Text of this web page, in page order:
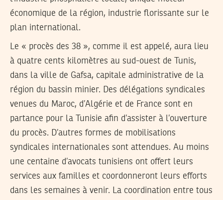
économique de la région, industrie florissante sur le
plan international.
Le « procès des 38 », comme il est appelé, aura lieu
à quatre cents kilomètres au sud-ouest de Tunis,
dans la ville de Gafsa, capitale administrative de la
région du bassin minier. Des délégations syndicales
venues du Maroc, d’Algérie et de France sont en
partance pour la Tunisie afin d’assister à l’ouverture
du procès. D’autres formes de mobilisations
syndicales internationales sont attendues. Au moins
une centaine d’avocats tunisiens ont offert leurs
services aux familles et coordonneront leurs efforts
dans les semaines à venir. La coordination entre tous